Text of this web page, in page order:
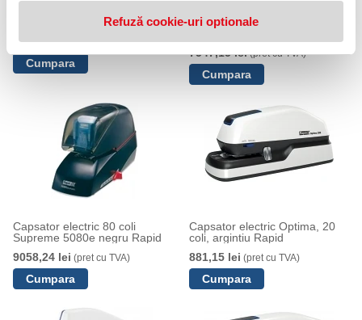
Refuză cookie-uri optionale
106E Twin Rig Rapid
22588,25 lei(pret cu TVA)
Supreme 5050e alb-negru
Rapid
7547,15 lei(pret cu TVA)
Capsator electric 80 coli
Supreme 5080e negru Rapid
9058,24 lei (pret cu TVA)
Capsator electric Optima, 20
coli, argintiu Rapid
881,15 lei (pret cu TVA)